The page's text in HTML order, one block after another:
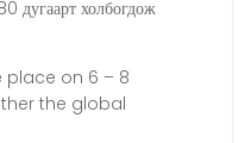
дугаарт холбогдож
place on 6 – 8
the global